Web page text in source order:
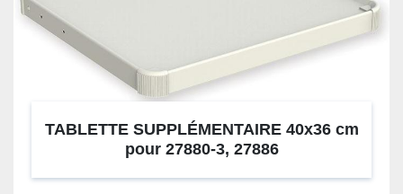
TABLETTE SUPPLÉMENTAIRE 40x36 cm
pour 27880-3, 27886